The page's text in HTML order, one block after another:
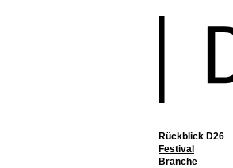
Rückblick D26
Festival
Branche